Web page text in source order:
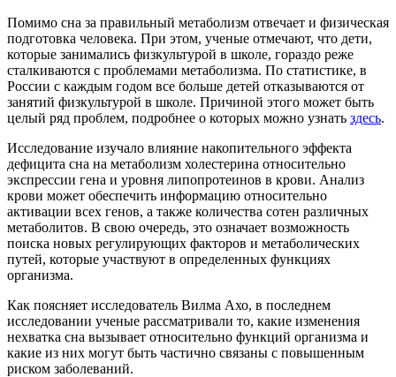
Помимо сна за правильный метаболизм отвечает и физическая
подготовка человека. При этом, ученые отмечают, что дети,
которые занимались физкультурой в школе, гораздо реже
сталкиваются с проблемами метаболизма. По статистике, в
России с каждым годом все больше детей отказываются от
занятий физкультурой в школе. Причиной этого может быть
целый ряд проблем, подробнее о которых можно узнать здесь.
Исследование изучало влияние накопительного эффекта
дефицита сна на метаболизм холестерина относительно
экспрессии гена и уровня липопротеинов в крови. Анализ
крови может обеспечить информацию относительно
активации всех генов, а также количества сотен различных
метаболитов. В свою очередь, это означает возможность
поиска новых регулирующих факторов и метаболических
путей, которые участвуют в определенных функциях
организма.
Как поясняет исследователь Вилма Ахо, в последнем
исследовании ученые рассматривали то, какие изменения
нехватка сна вызывает относительно функций организма и
какие из них могут быть частично связаны с повышенным
риском заболеваний.